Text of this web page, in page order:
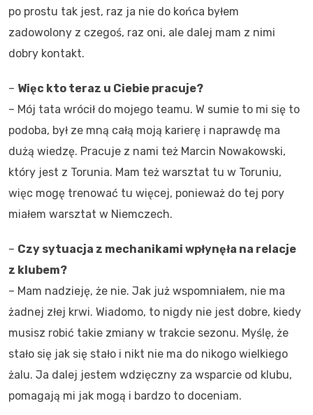
po prostu tak jest, raz ja nie do końca byłem
zadowolony z czegoś, raz oni, ale dalej mam z nimi
dobry kontakt.
– Więc kto teraz u Ciebie pracuje?
– Mój tata wrócił do mojego teamu. W sumie to mi się to
podoba, był ze mną całą moją karierę i naprawdę ma
dużą wiedzę. Pracuje z nami też Marcin Nowakowski,
który jest z Torunia. Mam też warsztat tu w Toruniu,
więc mogę trenować tu więcej, ponieważ do tej pory
miałem warsztat w Niemczech.
– Czy sytuacja z mechanikami wpłynęła na relacje
z klubem?
– Mam nadzieję, że nie. Jak już wspomniałem, nie ma
żadnej złej krwi. Wiadomo, to nigdy nie jest dobre, kiedy
musisz robić takie zmiany w trakcie sezonu. Myślę, że
stało się jak się stało i nikt nie ma do nikogo wielkiego
żalu. Ja dalej jestem wdzięczny za wsparcie od klubu,
pomagają mi jak mogą i bardzo to doceniam.